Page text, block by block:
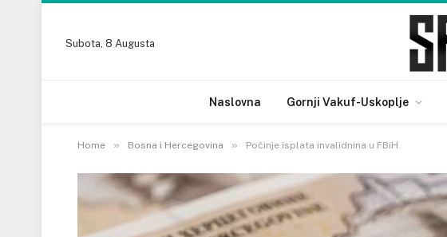
Subota, 8 Augusta
Naslovna Gornji Vakuf-Uskoplje
Home » Bosna i Hercegovina » Počinje isplata invalidnina u FBiH